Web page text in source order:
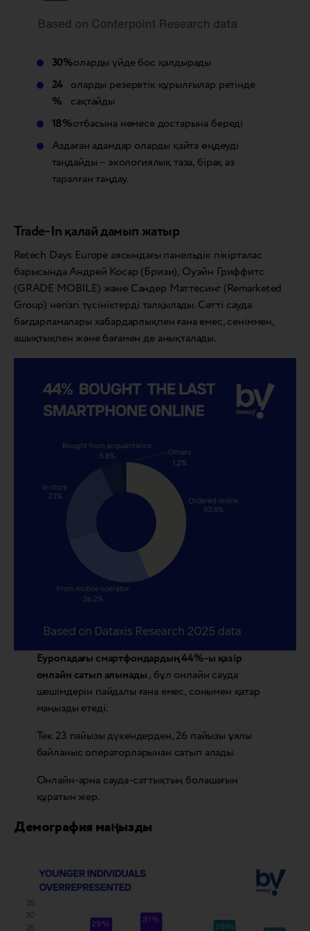
30%оларды үйде бос қалдырады
24
%
оларды резервтік құрылғылар ретінде
сақтайды
18%отбасына немесе достарына береді
Аздаған адамдар оларды қайта өңдеуді
таңдайды – экологиялық таза, бірақ аз
таралған таңдау.
Trade-In қалай дамып жатыр
Retech Days Europe аясындағы панельдік пікірталас
барысында Андрей Косар (Бризи), Оуэйн Гриффитс
(GRADE MOBILE) және Сандер Маттесинг (Remarketed
Group) негізгі түсініктерді талқылады. Сәтті сауда
бағдарламалары хабардарлықпен ғана емес, сеніммен,
ашықтықпен және бағамен де анықталады.
Еуропадағы смартфондардың 44%-ы қазір
онлайн сатып алынады, бұл онлайн сауда
шешімдерін пайдалы ғана емес, сонымен қатар
маңызды етеді.
Тек 23 пайызы дүкендерден, 26 пайызы ұялы
байланыс операторларынан сатып алады.
Онлайн-арна сауда-саттықтың болашағын
құратын жер.
Демография маңызды